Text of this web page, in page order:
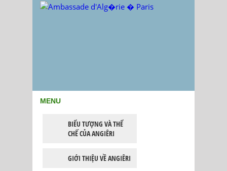
MENU
BIỂU TƯỢNG VÀ THỂ
CHẾ CỦA ANGIÊRI
GIỚI THIỆU VỀ ANGIÊRI